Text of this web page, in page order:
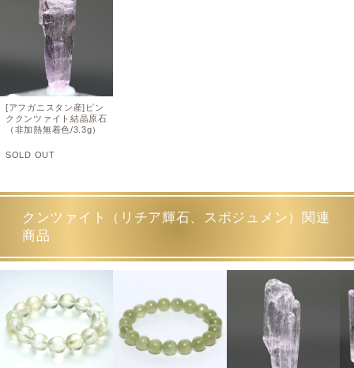
[アフガニスタン産]ピン
ククンツァイト結晶原石
（非加熱無着色/3.3g）
SOLD OUT
クンツァイト（リチア輝石、スポジュメン）関連
商品